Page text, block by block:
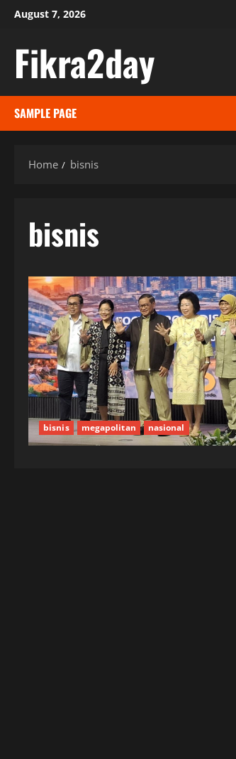
Skip
content
August 7, 2026
Fikra2day
SAMPLE PAGE
Home bisnis
bisnis
bisnis megapolitan nasional